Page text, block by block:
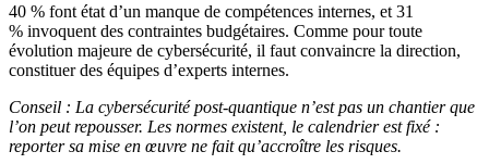
40 % font état d’un manque de compétences internes, et 31
% invoquent des contraintes budgétaires. Comme pour toute
évolution majeure de cybersécurité, il faut convaincre la direction,
constituer des équipes d’experts internes.
Conseil : La cybersécurité post-quantique n’est pas un chantier que
l’on peut repousser. Les normes existent, le calendrier est fixé :
reporter sa mise en œuvre ne fait qu’accroître les risques.